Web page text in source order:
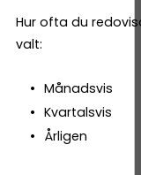
Hur ofta du
valt:
Månadsvis
Kvartalsvis
Årligen